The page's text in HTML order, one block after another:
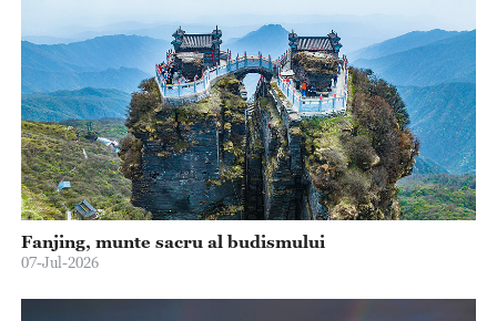
Fanjing, munte sacru al budismului
07-Jul-2026